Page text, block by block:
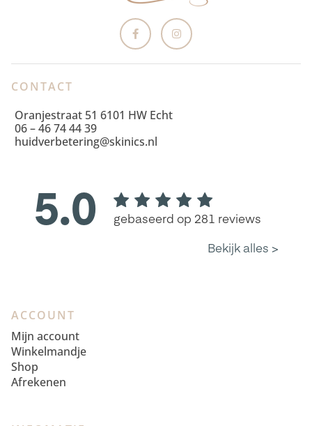
CONTACT
Oranjestraat 51 6101 HW Echt
06 – 46 74 44 39
huidverbetering@skinics.nl
ACCOUNT
Mijn account
Winkelmandje
Shop
Afrekenen